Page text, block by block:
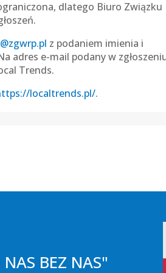
dlatego Biuro Związku
z podaniem imienia i
adres e-mail podany w
Trends.
localtrends.pl/.
BEZ NAS"